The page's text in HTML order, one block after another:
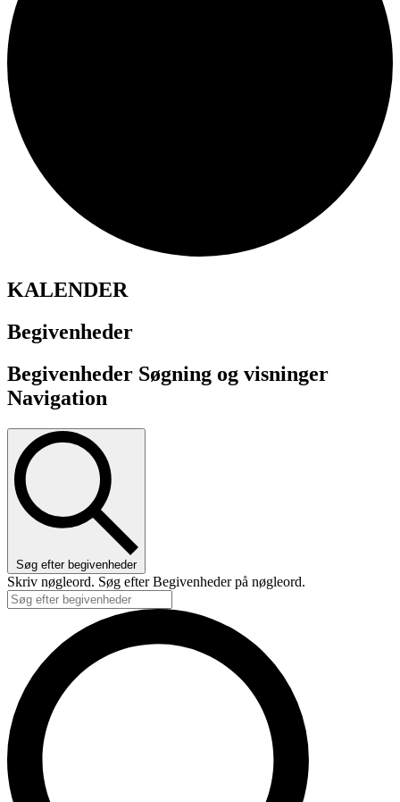
KALENDER
Begivenheder
Begivenheder Søgning og visninger
Navigation
Søg efter begivenheder
Skriv nøgleord. Søg efter Begivenheder på nøgleord.